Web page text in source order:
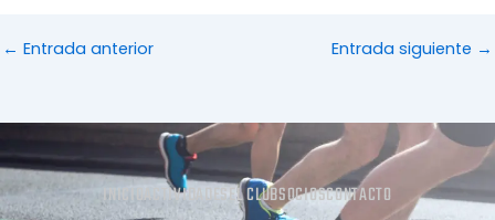
← Entrada anterior Entrada siguiente →
INICIOACTIVIDADES EL CLUBSOCIOSCONTACTO